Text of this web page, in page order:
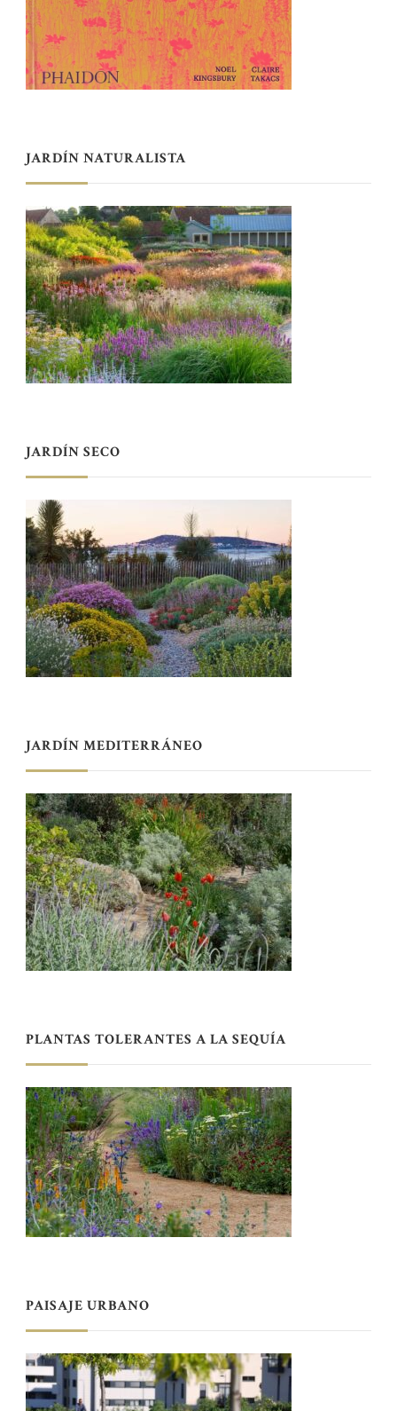
JARDÍN NATURALISTA
JARDÍN SECO
JARDÍN MEDITERRÁNEO
PLANTAS TOLERANTES A LA SEQUÍA
PAISAJE URBANO